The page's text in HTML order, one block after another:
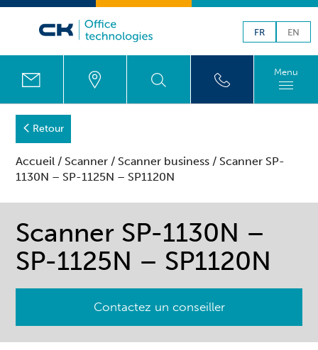
FR EN
Menu
Retour
Accueil / Scanner / Scanner business / Scanner SP-
1130N – SP-1125N – SP1120N
Scanner SP-1130N –
SP-1125N – SP1120N
Contactez un conseiller